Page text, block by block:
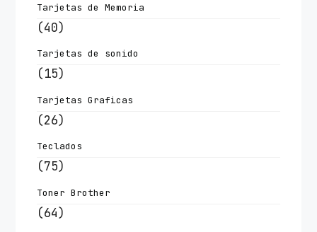
Tarjetas de Memoria
(40)
Tarjetas de sonido
(15)
Tarjetas Graficas
(26)
Teclados
(75)
Toner Brother
(64)